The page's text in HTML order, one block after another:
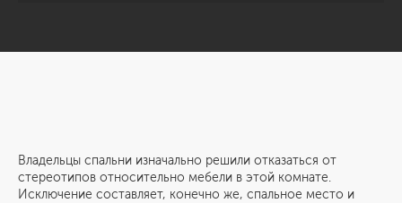
Владельцы спальни изначально решили отказаться от
стереотипов относительно мебели в этой комнате.
Исключение составляет, конечно же, спальное место и